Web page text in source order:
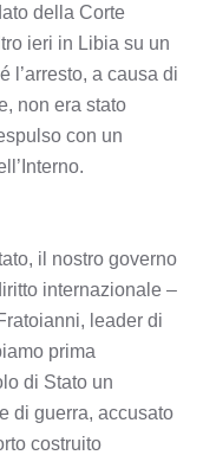
della Corte
ieri in Libia su un
l’arresto, a causa di
non era stato
con un
il nostro governo
internazionale –
leader di
prima
di Stato un
di guerra, accusato
costruito